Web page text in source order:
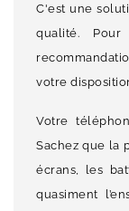
C'est une
qualité.
votre
Votre
Sachez que la
écrans, les
quasiment